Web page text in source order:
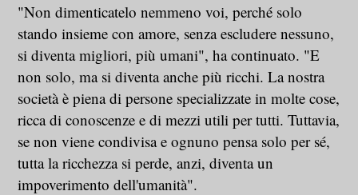
"Non dimenticatelo nemmeno voi, perché solo
stando insieme con amore, senza escludere nessuno,
si diventa migliori, più umani", ha continuato. "E
non solo, ma si diventa anche più ricchi. La nostra
società è piena di persone specializzate in molte cose,
ricca di conoscenze e di mezzi utili per tutti. Tuttavia,
se non viene condivisa e ognuno pensa solo per sé,
tutta la ricchezza si perde, anzi, diventa un
impoverimento dell'umanità".